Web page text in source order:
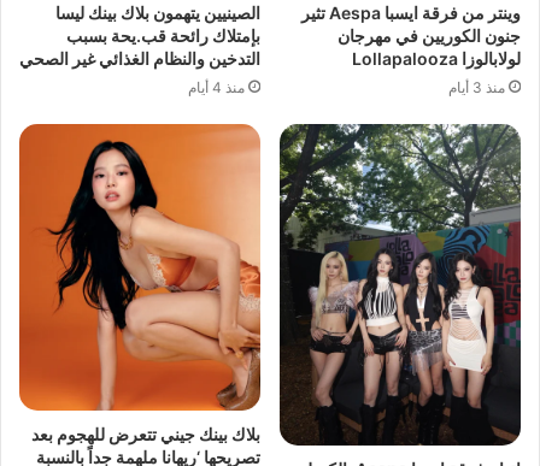
وينتر من فرقة ايسبا Aespa تثير
جنون الكوريين في مهرجان
لولابالوزا Lollapalooza
منذ 3 أيام
الصينيين يتهمون بلاك بينك ليسا
بإمتلاك رائحة قب.يحة بسبب
التدخين والنظام الغذائي غير الصحي
منذ 4 أيام
بلاك بينك جيني تتعرض للهجوم بعد
تصريحها ‘ريهانا ملهمة جداً بالنسبة